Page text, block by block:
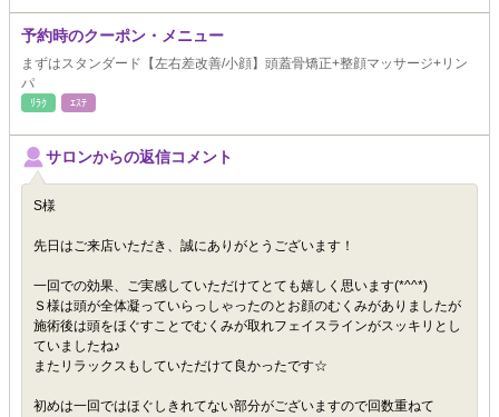
予約時のクーポン・メニュー
まずはスタンダード【左右差改善/小顔】頭蓋骨矯正+整顔マッサージ+リン
パ
ﾘﾗｸ ｴｽﾃ
サロンからの返信コメント
S様
先日はご来店いただき、誠にありがとうございます！
一回での効果、ご実感していただけてとても嬉しく思います(*^^*)
Ｓ様は頭が全体凝っていらっしゃったのとお顔のむくみがありましたが
施術後は頭をほぐすことでむくみが取れフェイスラインがスッキリとし
ていましたね♪
またリラックスもしていただけて良かったです☆
初めは一回ではほぐしきれてない部分がございますので回数重ねて